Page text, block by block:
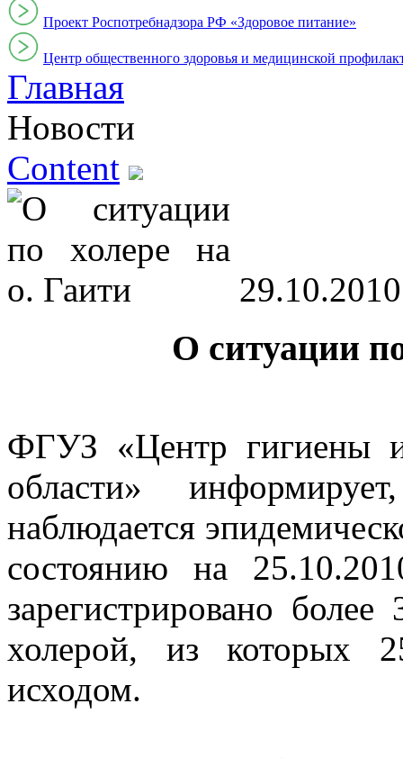
Проект Роспотребнадзора РФ «Здоровое питание»
Центр общественного здоровья и медицинской
Главная
Новости
Content
29.10.2010
О ситуации
ФГУЗ «Центр гигиены
области»
наблюдается
состоянию на
зарегистрировано
холерой, из которых
исходом.